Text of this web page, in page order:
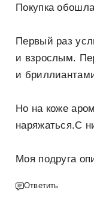
Покупка
Первый раз
и взрослым.
и
Но на коже
наряжаться.С
Моя подруга
Ответить